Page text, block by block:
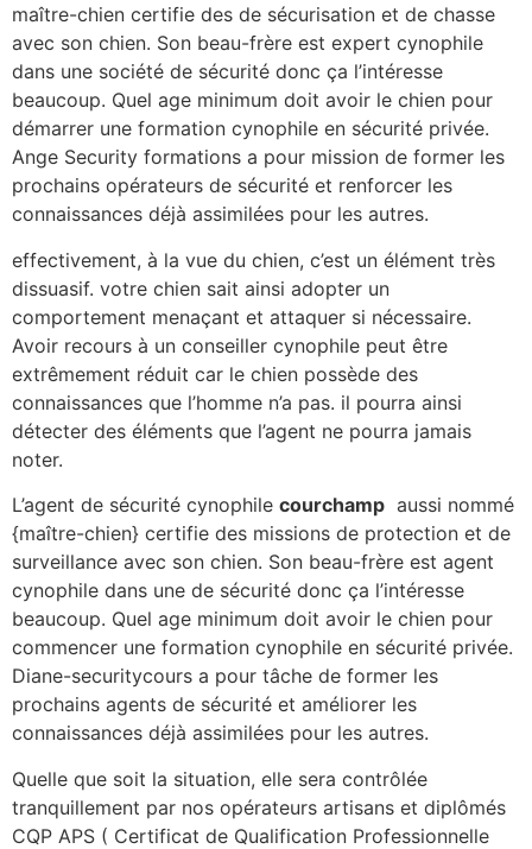
maître-chien certifie des de sécurisation et de chasse
avec son chien. Son beau-frère est expert cynophile
dans une société de sécurité donc ça l’intéresse
beaucoup. Quel age minimum doit avoir le chien pour
démarrer une formation cynophile en sécurité privée.
Ange Security formations a pour mission de former les
prochains opérateurs de sécurité et renforcer les
connaissances déjà assimilées pour les autres.
effectivement, à la vue du chien, c’est un élément très
dissuasif. votre chien sait ainsi adopter un
comportement menaçant et attaquer si nécessaire.
Avoir recours à un conseiller cynophile peut être
extrêmement réduit car le chien possède des
connaissances que l’homme n’a pas. il pourra ainsi
détecter des éléments que l’agent ne pourra jamais
noter.
L’agent de sécurité cynophile courchamp aussi nommé
{maître-chien} certifie des missions de protection et de
surveillance avec son chien. Son beau-frère est agent
cynophile dans une de sécurité donc ça l’intéresse
beaucoup. Quel age minimum doit avoir le chien pour
commencer une formation cynophile en sécurité privée.
Diane-securitycours a pour tâche de former les
prochains agents de sécurité et améliorer les
connaissances déjà assimilées pour les autres.
Quelle que soit la situation, elle sera contrôlée
tranquillement par nos opérateurs artisans et diplômés
CQP APS ( Certificat de Qualification Professionnelle